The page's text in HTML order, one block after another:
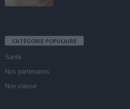
CATÉGORIE POPULAIRE
Santé
Nos partenaires
Non classé